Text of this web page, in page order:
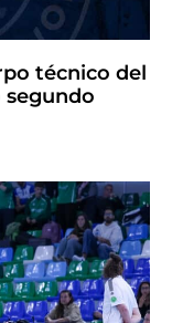
técnico del
segundo